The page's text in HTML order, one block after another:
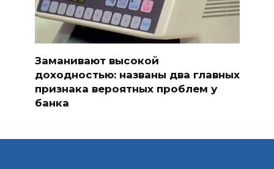
Заманивают высокой
доходностью: названы два главных
признака вероятных проблем у
банка